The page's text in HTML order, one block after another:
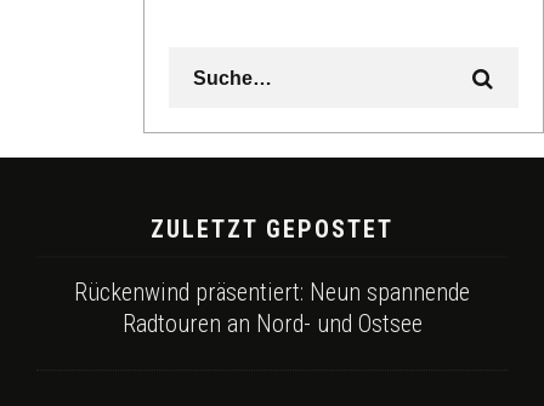
ZULETZT GEPOSTET
Rückenwind präsentiert: Neun spannende
Radtouren an Nord- und Ostsee